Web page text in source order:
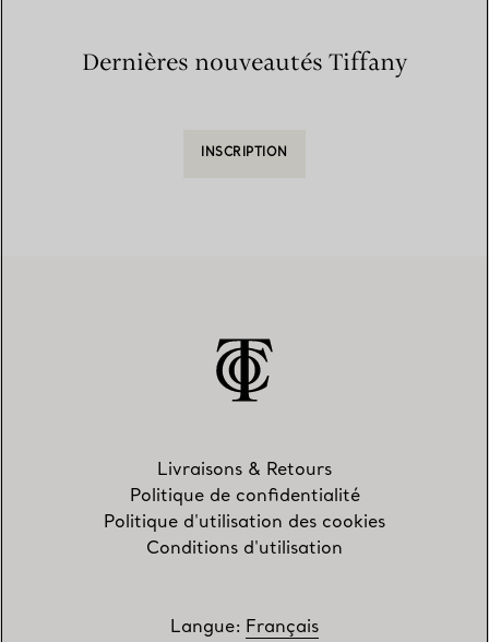
Dernières nouveautés Tiffany
INSCRIPTION
Livraisons & Retours
Politique de confidentialité
Politique d'utilisation des cookies
Conditions d'utilisation
Langue: Français